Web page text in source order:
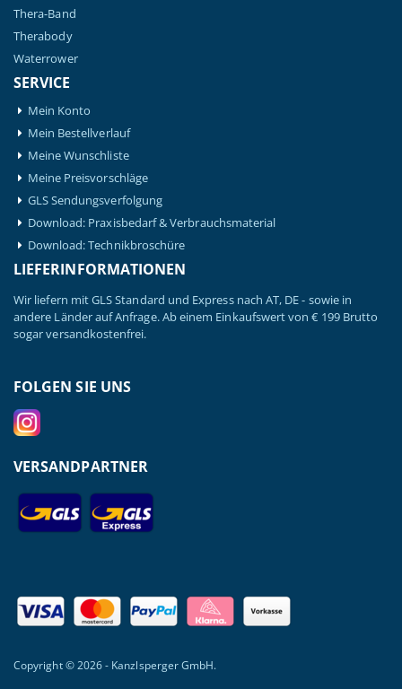
Thera-Band
Therabody
Waterrower
SERVICE
Mein Konto
Mein Bestellverlauf
Meine Wunschliste
Meine Preisvorschläge
GLS Sendungsverfolgung
Download: Praxisbedarf & Verbrauchsmaterial
Download: Technikbroschüre
LIEFERINFORMATIONEN
Wir liefern mit GLS Standard und Express nach AT, DE - sowie in
andere Länder auf Anfrage. Ab einem Einkaufswert von € 199 Brutto
sogar versandkostenfrei.
FOLGEN SIE UNS
VERSANDPARTNER
Copyright © 2026 - Kanzlsperger GmbH.